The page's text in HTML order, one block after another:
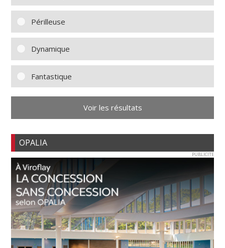
Périlleuse
Dynamique
Fantastique
Voir les résultats
OPALIA
PUBLICITE